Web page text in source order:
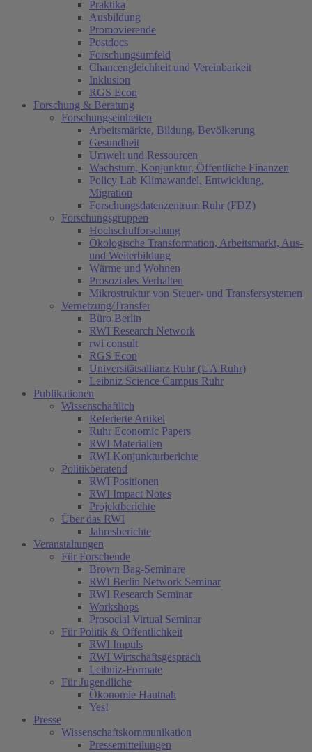
Praktika
Ausbildung
Promovierende
Postdocs
Forschungsumfeld
Chancengleichheit und Vereinbarkeit
Inklusion
RGS Econ
Forschung & Beratung
Forschungseinheiten
Arbeitsmärkte, Bildung, Bevölkerung
Gesundheit
Umwelt und Ressourcen
Wachstum, Konjunktur, Öffentliche Finanzen
Policy Lab Klimawandel, Entwicklung,
Migration
Forschungsdatenzentrum Ruhr (FDZ)
Forschungsgruppen
Hochschulforschung
Ökologische Transformation, Arbeitsmarkt, Aus-
und Weiterbildung
Wärme und Wohnen
Prosoziales Verhalten
Mikrostruktur von Steuer- und Transfersystemen
Vernetzung/Transfer
Büro Berlin
RWI Research Network
rwi consult
RGS Econ
Universitätsallianz Ruhr (UA Ruhr)
Leibniz Science Campus Ruhr
Publikationen
Wissenschaftlich
Referierte Artikel
Ruhr Economic Papers
RWI Materialien
RWI Konjunkturberichte
Politikberatend
RWI Positionen
RWI Impact Notes
Projektberichte
Über das RWI
Jahresberichte
Veranstaltungen
Für Forschende
Brown Bag-Seminare
RWI Berlin Network Seminar
RWI Research Seminar
Workshops
Prosocial Virtual Seminar
Für Politik & Öffentlichkeit
RWI Impuls
RWI Wirtschaftsgespräch
Leibniz-Formate
Für Jugendliche
Ökonomie Hautnah
Yes!
Presse
Wissenschaftskommunikation
Pressemitteilungen